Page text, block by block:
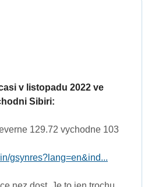
v listopadu 2022 ve
Sibiri:
129.72 vychodne 103
gsynres?lang=en&ind...